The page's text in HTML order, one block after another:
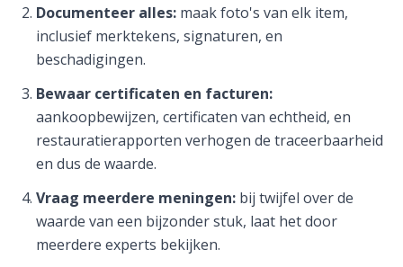
Documenteer alles: maak foto's van elk item,
inclusief merktekens, signaturen, en
beschadigingen.
Bewaar certificaten en facturen:
aankoopbewijzen, certificaten van echtheid, en
restauratierapporten verhogen de traceerbaarheid
en dus de waarde.
Vraag meerdere meningen: bij twijfel over de
waarde van een bijzonder stuk, laat het door
meerdere experts bekijken.